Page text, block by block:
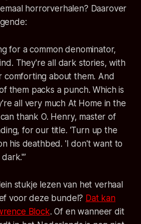
horrorverhalen? Daarover
for a common denominator,
They're all dark stories, with
comforting about them. And
them packs a punch. Which is
all very much At Home in the
thank O. Henry, master of
for our title. 'Turn up the
his deathbed. 'I don't want to
stukje lezen van het verhaal
voor deze bundel? Dat kan
Block. Of en wanneer dit